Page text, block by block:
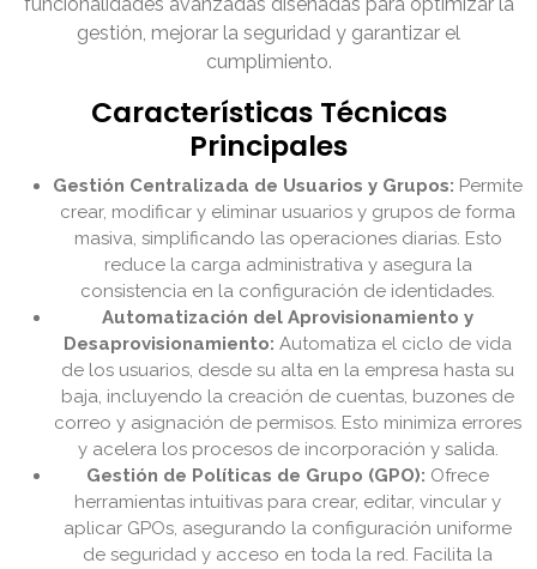
gestión, mejorar la seguridad y garantizar el
cumplimiento.
Características Técnicas
Principales
Gestión Centralizada de Usuarios y Grupos: Permite
crear, modificar y eliminar usuarios y grupos de forma
masiva, simplificando las operaciones diarias. Esto
reduce la carga administrativa y asegura la
consistencia en la configuración de identidades.
Automatización del Aprovisionamiento y
Desaprovisionamiento: Automatiza el ciclo de vida
de los usuarios, desde su alta en la empresa hasta su
baja, incluyendo la creación de cuentas, buzones de
correo y asignación de permisos. Esto minimiza errores
y acelera los procesos de incorporación y salida.
Gestión de Políticas de Grupo (GPO): Ofrece
herramientas intuitivas para crear, editar, vincular y
aplicar GPOs, asegurando la configuración uniforme
de seguridad y acceso en toda la red. Facilita la